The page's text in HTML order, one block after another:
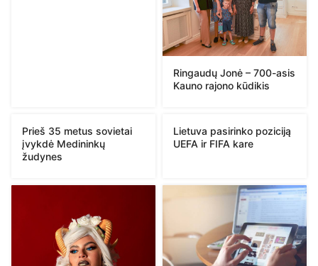
Ringaudų Jonė – 700-asis
Kauno rajono kūdikis
Prieš 35 metus sovietai
įvykdė Medininkų
žudynes
Lietuva pasirinko poziciją
UEFA ir FIFA kare